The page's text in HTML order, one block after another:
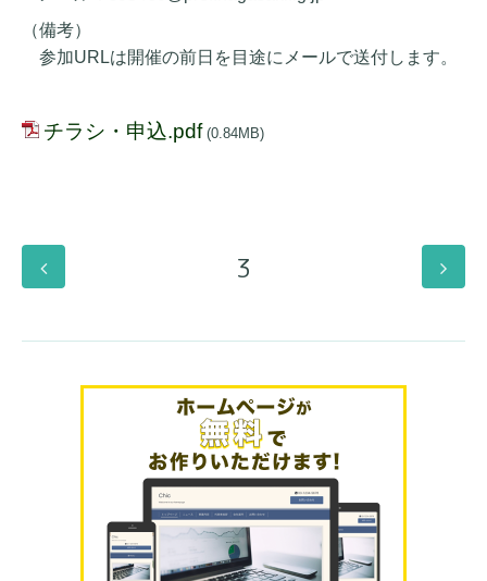
（備考）
参加URLは開催の前日を目途にメールで送付します。
チラシ・申込.pdf (0.84MB)
3